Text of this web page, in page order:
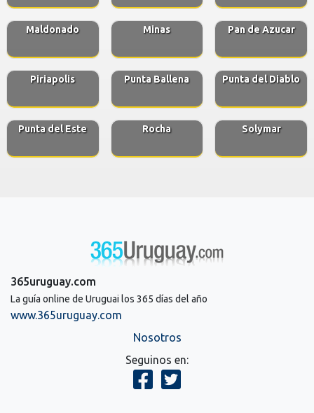
Maldonado Minas Pan de Azucar
Piriapolis Punta Ballena Punta del Diablo
Punta del Este Rocha Solymar
365uruguay.com
La guía online de Uruguai los 365 días del año
www.365uruguay.com
Nosotros
Seguinos en: